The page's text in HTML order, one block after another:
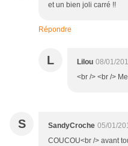
et un bien joli carré !!
Répondre
L Lilou 08/01/
<br /> <br />
S SandyCroche 05/01/
COUCOU<br /> avant